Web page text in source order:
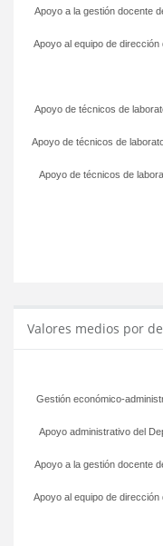
Apoyo de técnicos de
Apoyo de técnicos de
Apoyo de técnicos de
Apoyo al equipo de dirección
Apoyo a la gestión docente
Valores medios por
Apoyo al equipo de dirección
Apoyo a la gestión docente
Apoyo administrativo del
Gestión económico-